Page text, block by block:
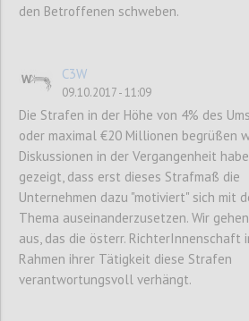
P2
ENTWURF
den Betroffenen schweben.
C3W
09.10.2017 - 11:09
Die Strafen in der Höhe von 4% des
oder maximal €20 Millionen begrüßen
Diskussionen in der Vergangenheit
gezeigt, dass erst dieses Strafmaß die
Unternehmen dazu "motiviert" sich mit
Thema auseinanderzusetzen. Wir
aus, das die österr. RichterInnenschaft
Rahmen ihrer Tätigkeit diese Strafen
verantwortungsvoll verhängt.